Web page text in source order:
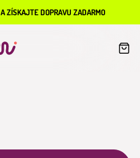
ZÍSKAJTE DOPRAVU ZADARMO